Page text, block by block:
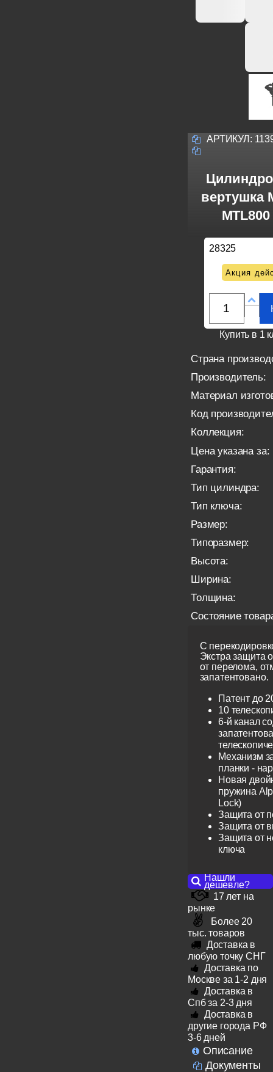
АРТИКУЛ:
вертушка
28325
Акция
Купить в 1
Страна
Производитель:
Материал
Код
Коллекция:
Цена указана за:
Гарантия:
Тип цилиндра:
Тип ключа:
Размер:
Типоразмер:
Высота:
Ширина:
Толщина:
Состояние
С
Экстра защита
от перелома,
запатентовано.
Патент до
10
6-й канал
Механизм
планки -
Новая
пружина
Lock)
Защита от
Защита от
Защита от
ключа
Нашли
дешевле?
17 лет на
рынке
Более 20
тыс. товаров
Доставка в
любую точку СНГ
Доставка по
Москве за 1-2 дня
Доставка в
Спб за 2-3 дня
Доставка в
другие города РФ
3-6 дней
Описание
Документы